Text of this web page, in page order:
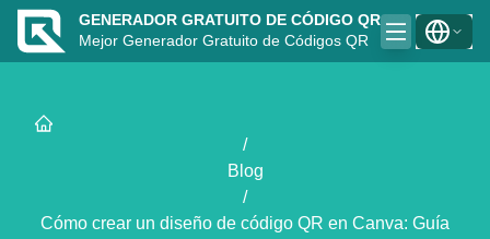
GENERADOR GRATUITO DE CÓDIGO QR
Mejor Generador Gratuito de Códigos QR
/
Blog
/
Cómo crear un diseño de código QR en Canva: Guía